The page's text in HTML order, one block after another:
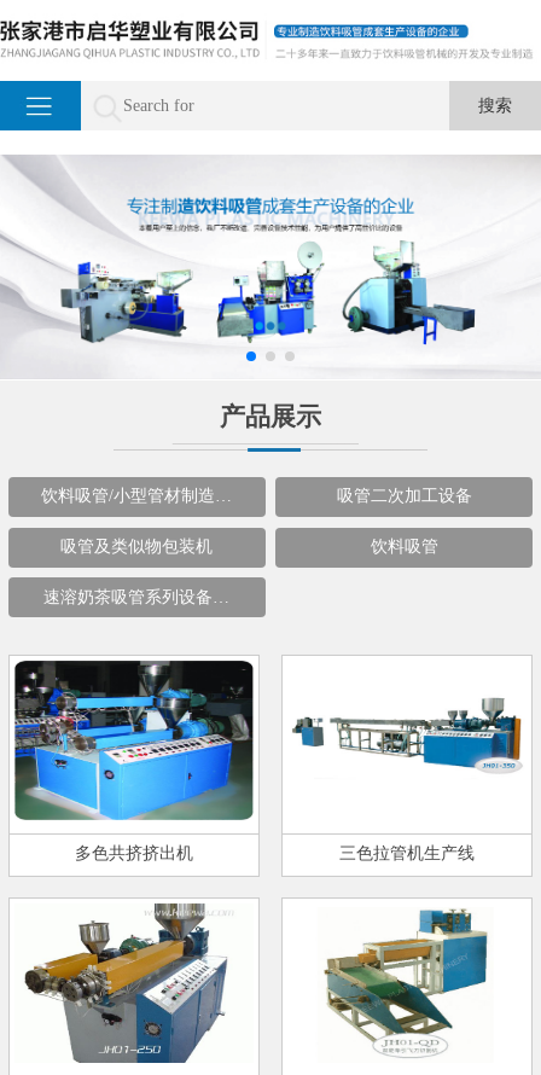
产品展示
饮料吸管/小型管材制造… 吸管二次加工设备
吸管及类似物包装机 饮料吸管
速溶奶茶吸管系列设备…
多色共挤挤出机 三色拉管机生产线